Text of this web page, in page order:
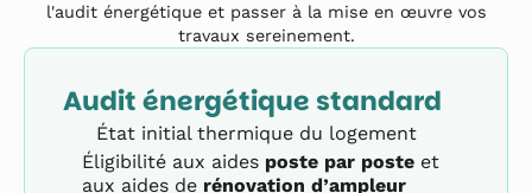
l'audit énergétique et passer à la mise en œuvre vos
travaux sereinement.
Audit énergétique standard
État initial thermique du logement
Éligibilité aux aides poste par posteet
aux aides de rénovation d’ampleur